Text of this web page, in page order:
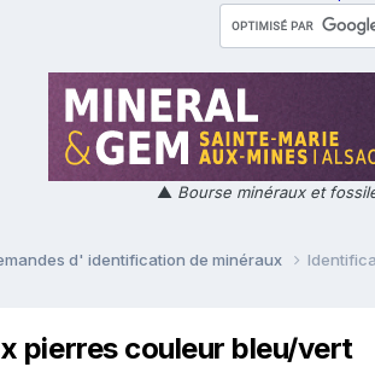
▲ Bourse minéraux et
d' identification de minéraux
pierres couleur bleu/vert